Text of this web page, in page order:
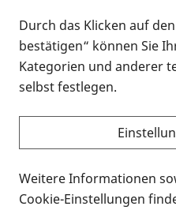
Vorlesen
Alle Infomaterialien
Formaten an einem
Sie möchten wissen, wie
suchen und dieses
können? Schauen Sie
Thema Infomaterial auf
für blinde und
Durch das Klicken auf
bestätigen“ können Sie
Kategorien und anderer
selbst festlegen.
Weitere Informationen
Cookie-Einstellungen